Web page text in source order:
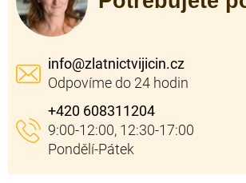
info@zlatnictvijicin.cz
+420 608311204